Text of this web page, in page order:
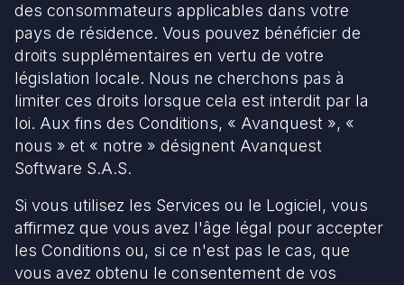
des consommateurs applicables dans votre
pays de résidence. Vous pouvez bénéficier de
droits supplémentaires en vertu de votre
législation locale. Nous ne cherchons pas à
limiter ces droits lorsque cela est interdit par la
loi. Aux fins des Conditions, « Avanquest », «
nous » et « notre » désignent Avanquest
Software S.A.S.
Si vous utilisez les Services ou le Logiciel, vous
affirmez que vous avez l'âge légal pour accepter
les Conditions ou, si ce n'est pas le cas, que
vous avez obtenu le consentement de vos